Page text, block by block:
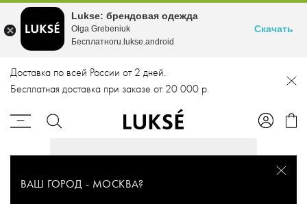
Доставка по всей России от 2 дней.
Бесплатная доставка при заказе от 20 000 р.
ВАШ ГОРОД - МОСКВА?
Lukse: брендовая одежда
Olga Grebeniuk
Бесплатноru.lukse.android
Скачать